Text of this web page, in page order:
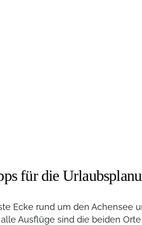
für die
Ecke rund um den Achensee
Ausflüge sind die beiden